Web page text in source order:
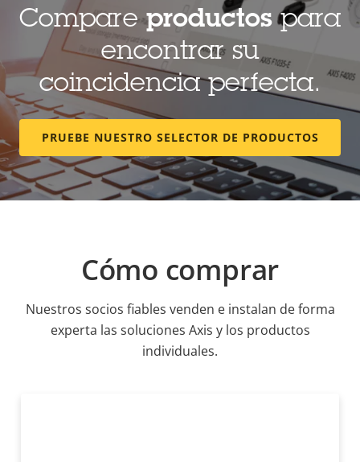
Compareproductospara
encontrar su
coincidencia perfecta.
PRUEBE NUESTRO SELECTOR DE PRODUCTOS
Cómo comprar
Nuestros socios fiables venden e instalan de forma
experta las soluciones Axis y los productos
individuales.